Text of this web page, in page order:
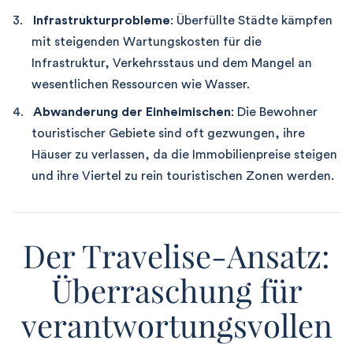
Infrastrukturprobleme: Überfüllte Städte kämpfen
mit steigenden Wartungskosten für die
Infrastruktur, Verkehrsstaus und dem Mangel an
wesentlichen Ressourcen wie Wasser.
Abwanderung der Einheimischen: Die Bewohner
touristischer Gebiete sind oft gezwungen, ihre
Häuser zu verlassen, da die Immobilienpreise steigen
und ihre Viertel zu rein touristischen Zonen werden.
Der Travelise-Ansatz:
Überraschung für
verantwortungsvollen